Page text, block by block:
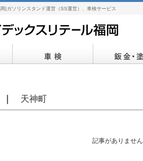
|ガソリンスタンド運営（SS運営）、車検サービス
｜ 天神町
記事がありません